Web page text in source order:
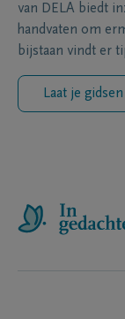
van DELA biedt
handvaten om
bijstaan vindt er
Laat je